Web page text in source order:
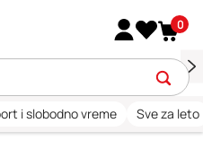
0
i slobodno vreme Sve za leto